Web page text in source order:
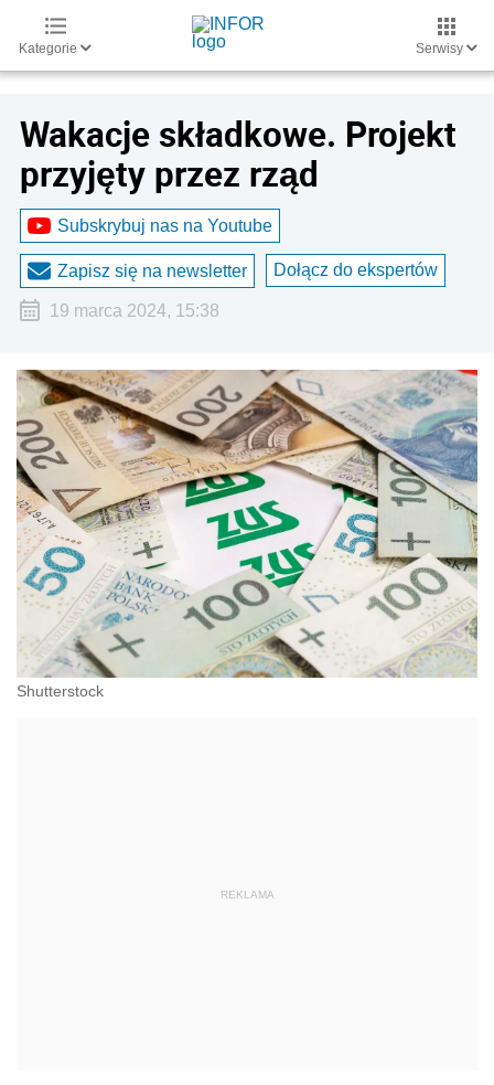
Kategorie Serwisy
Wakacje składkowe. Projekt
przyjęty przez rząd
Subskrybuj nas na Youtube
Zapisz się na newsletter Dołącz do ekspertów
19 marca 2024, 15:38
Shutterstock